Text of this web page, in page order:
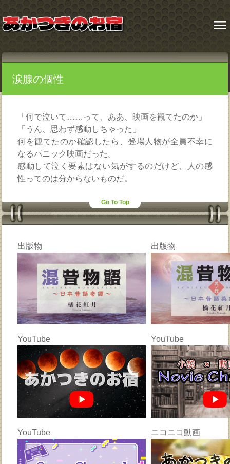
menu
涙腺の個性
「何で泣いて……って、ああ、映画を観てたのか」
「うん、思わず感動しちゃった」
何を観てたのか確認したら、登場人物が全員不幸に
なるパニック映画だった。
感動して泣く要素はない気がするのだけど、人の感
性ってのは分からないものだ。
Go To Top
出版物 出版物
YouTube YouTube
YouTube ニコニコ動画